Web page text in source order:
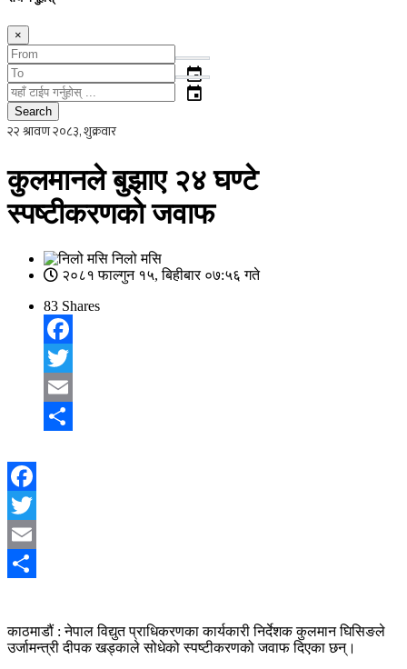
×
event
event
Search
कुलमानले बुझाए २४ घण्टे
स्पष्टीकरणको जवाफ
निलो मसि
२०८१ फाल्गुन १५, बिहीबार ०७:५६ गते
83 Shares
Facebook
Twitter
Email
Facebook
Twitter
Email
काठमाडौं : नेपाल विद्युत प्राधिकरणका कार्यकारी निर्देशक कुलमान घिसिङले
उर्जामन्त्री दीपक खड्काले सोधेको स्पष्टीकरणको जवाफ दिएका छन्।